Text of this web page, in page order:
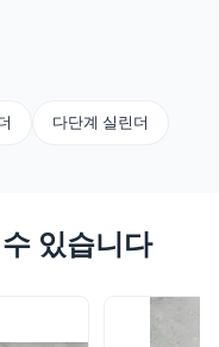
다단계 실린더
있습니다